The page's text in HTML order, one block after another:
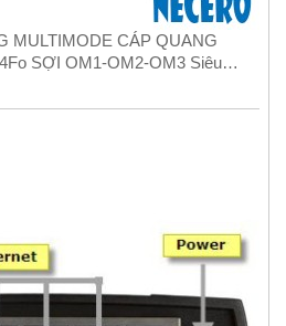
CÁP QUANG
SỢI OM1-OM2-OM3 Siêu